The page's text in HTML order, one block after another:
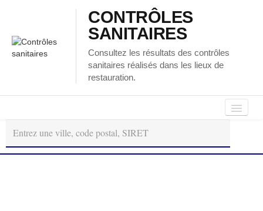
CONTRÔLES
SANITAIRES
Consultez les résultats des contrôles
sanitaires réalisés dans les lieux de
restauration.
Autour
de
moi
Régions